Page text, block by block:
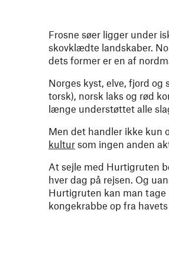
Frosne søer ligger under
skovklædte landskaber.
dets former er en af
Norges kyst, elve, fjord
torsk), norsk laks og rød
længe understøttet alle
Men det handler ikke kun
kultur som ingen anden
At sejle med Hurtigruten
hver dag på rejsen. Og
Hurtigruten kan man tage
kongekrabbe op fra